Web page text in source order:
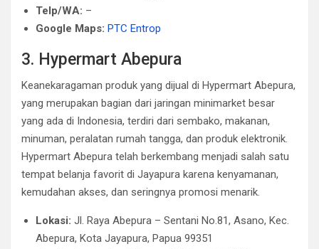
Telp/WA: –
Google Maps: PTC Entrop
3. Hypermart Abepura
Keanekaragaman produk yang dijual di Hypermart Abepura,
yang merupakan bagian dari jaringan minimarket besar
yang ada di Indonesia, terdiri dari sembako, makanan,
minuman, peralatan rumah tangga, dan produk elektronik.
Hypermart Abepura telah berkembang menjadi salah satu
tempat belanja favorit di Jayapura karena kenyamanan,
kemudahan akses, dan seringnya promosi menarik.
Lokasi: Jl. Raya Abepura – Sentani No.81, Asano, Kec.
Abepura, Kota Jayapura, Papua 99351